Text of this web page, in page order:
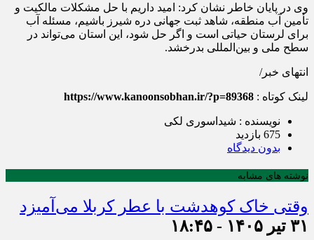
وی در پایان خاطر نشان کرد: امید داریم با حل مشکلات مالکیت و
تأمین آب منطقه، شاهد ثبت جهانی دره شیرز باشیم، مسئله آب
برای لرستان حیاتی است و اگر حل شود، این استان می‌تواند در
سطح ملی و بین‌المللی بدرخشد.
انتهای خبر/
لینک کوتاه : https://www.kanoonsobhan.ir/?p=89368
نویسنده : شیداسوری لکی
675 بازدید
بدون دیدگاه
نوشته های مشابه
وقتی خاک کوهدشت با عطر کربلا می‌آمیزد
۳۱ تیر ۱۴۰۵ - ۱۸:۴۵